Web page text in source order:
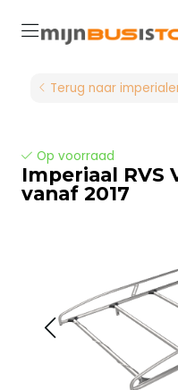
Terug naar
Op voorraad
Imperiaal RVS
vanaf 2017